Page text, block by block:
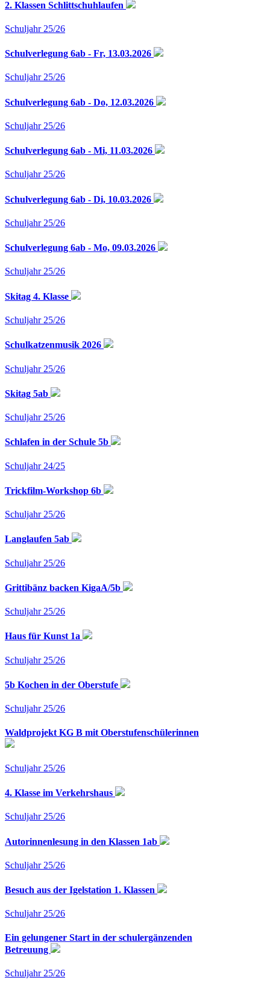
2. Klassen Schlittschuhlaufen
Schuljahr 25/26
Schulverlegung 6ab - Fr, 13.03.2026
Schuljahr 25/26
Schulverlegung 6ab - Do, 12.03.2026
Schuljahr 25/26
Schulverlegung 6ab - Mi, 11.03.2026
Schuljahr 25/26
Schulverlegung 6ab - Di, 10.03.2026
Schuljahr 25/26
Schulverlegung 6ab - Mo, 09.03.2026
Schuljahr 25/26
Skitag 4. Klasse
Schuljahr 25/26
Schulkatzenmusik 2026
Schuljahr 25/26
Skitag 5ab
Schuljahr 25/26
Schlafen in der Schule 5b
Schuljahr 24/25
Trickfilm-Workshop 6b
Schuljahr 25/26
Langlaufen 5ab
Schuljahr 25/26
Grittibänz backen KigaA/5b
Schuljahr 25/26
Haus für Kunst 1a
Schuljahr 25/26
5b Kochen in der Oberstufe
Schuljahr 25/26
Waldprojekt KG B mit Oberstufenschülerinnen
Schuljahr 25/26
4. Klasse im Verkehrshaus
Schuljahr 25/26
Autorinnenlesung in den Klassen 1ab
Schuljahr 25/26
Besuch aus der Igelstation 1. Klassen
Schuljahr 25/26
Ein gelungener Start in der schulergänzenden
Betreuung
Schuljahr 25/26